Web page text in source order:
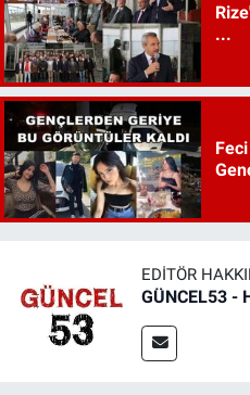
...
EDITÖR
GÜNCEL53 -